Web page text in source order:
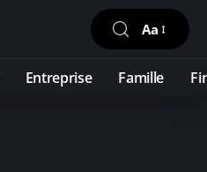
Aa
Entreprise Famille